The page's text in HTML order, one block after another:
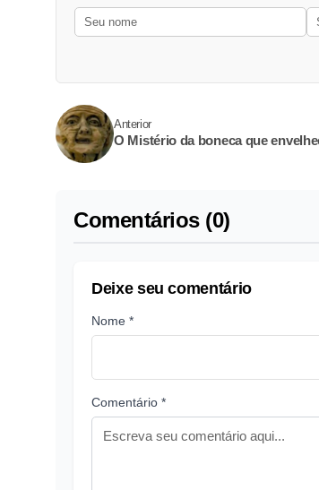
Anterior
O Mistério da boneca que
Comentários (0)
Deixe seu comentário
Nome *
Comentário *